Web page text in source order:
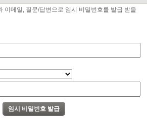
이메일, 질문/답변으로 임시 비밀번호를 발급 받을